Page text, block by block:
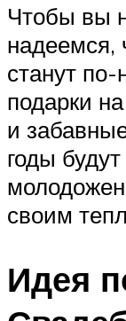
Чтобы вы
надеемся,
станут
подарки
и
годы
своим
Идея